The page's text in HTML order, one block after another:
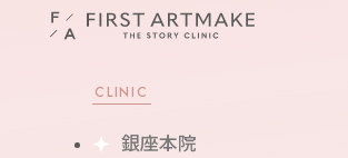
CLINIC
銀座本院